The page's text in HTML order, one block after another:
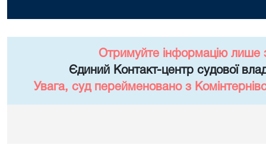
Отримуйте інформацію лише
Єдиний Контакт-центр судової
Увага, суд перейменовано з